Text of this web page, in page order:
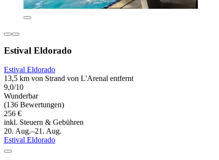
Estival Eldorado
Estival Eldorado
13,5 km von Strand von L'Arenal entfernt
9,0/10
Wunderbar
(136 Bewertungen)
256 €
inkl. Steuern & Gebühren
20. Aug.–21. Aug.
Estival Eldorado